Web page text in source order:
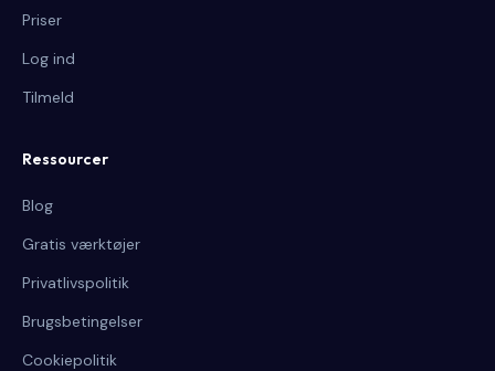
Priser
Log ind
Tilmeld
Ressourcer
Blog
Gratis værktøjer
Privatlivspolitik
Brugsbetingelser
Cookiepolitik